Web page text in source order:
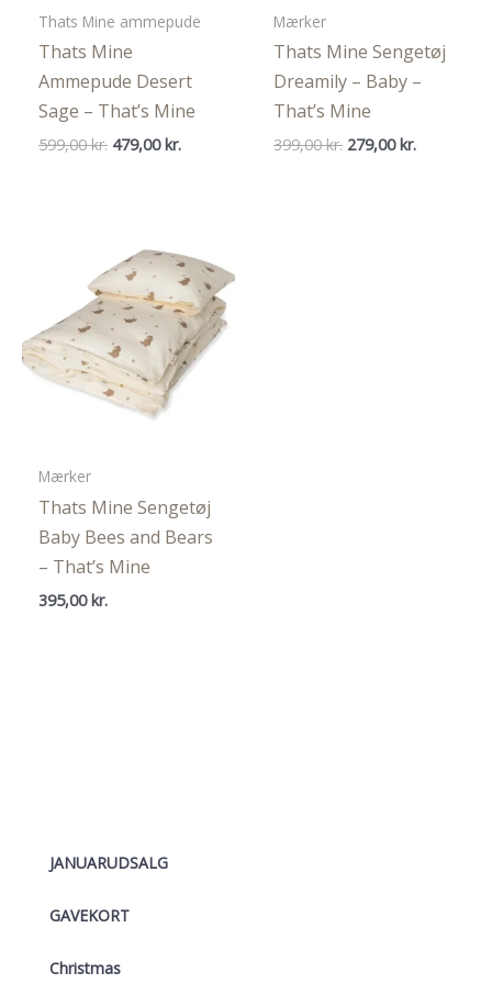
JANUARUDSALG
GAVEKORT
Christmas
Thats Mine ammepude
Thats Mine
Ammepude Desert
Sage – That’s Mine
599,00kr. Den
479,00 kr.Den
Mærker
Thats Mine Sengetøj
Dreamily – Baby –
That’s Mine
399,00kr. Den
279,00 kr.Den
Mærker
Thats Mine Sengetøj
Baby Bees and Bears
– That’s Mine
395,00 kr.